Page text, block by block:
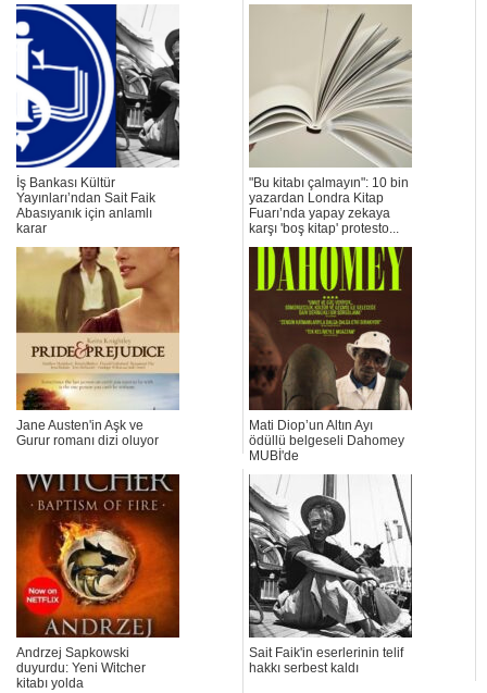
İş Bankası Kültür
Yayınları’ndan Sait Faik
Abasıyanık için anlamlı
karar
"Bu kitabı çalmayın": 10 bin
yazardan Londra Kitap
Fuarı’nda yapay zekaya
karşı 'boş kitap' protesto...
Jane Austen'in Aşk ve
Gurur romanı dizi oluyor
Mati Diop’un Altın Ayı
ödüllü belgeseli Dahomey
MUBİ'de
Andrzej Sapkowski
duyurdu: Yeni Witcher
kitabı yolda
Sait Faik'in eserlerinin telif
hakkı serbest kaldı